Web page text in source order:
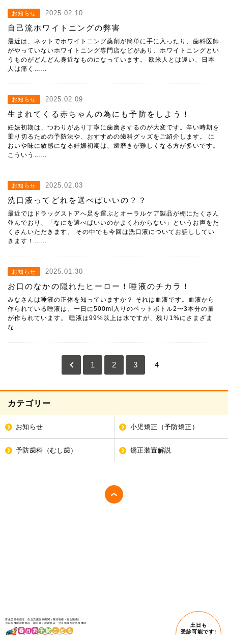
お知らせ 2025.02.10
自己流ホワイトニングの弊害
最近は、ネットでホワイトニング薬剤が簡単に手に入ったり、歯科医師
がやっていないホワイトニング専門店などがあり、ホワイトニングとい
うものがどんどん身近なものになっています。 欧米人とは違い、日本
人は痛く……
お知らせ 2025.02.09
生まれてくる赤ちゃんの為にも予防をしよう！
妊娠初期は、つわりがあり丁寧に歯磨きするのが大変です。辛い時期を
乗り切るための予防法や、おすすめの歯科グッズをご紹介します。 に
おいや味に敏感になる妊娠初期は、歯磨きが難しくなる方が多いです。
こういう……
お知らせ 2025.02.03
洗口液ってどれを選べばいいの？？
最近ではドラッグストアへ足を運ぶとオーラルケア製品が棚にたくさん
並んでおり、「なにを選べばいいのかよくわからない」というお声をた
くさんいただきます。 その中でも今回は洗口液についてお話ししてい
きます！……
お知らせ 2025.01.30
お口のなかの隠れたヒーロー！唾液のチカラ！
みなさんは唾液の正体を知っていますか？ それは血液です。血液から
作られている唾液は、一日に500ml入りのペットボトル2〜3本分の量
が作られています。 唾液は99%以上は水ですが、残り1%にさまざま
な……
1 2 3 4
カテゴリー
お知らせ 小児矯正（予防矯正）
予防歯科（むし歯） 矯正装置解説
厚生労働省指定 自立支援医療機関（育成医療・更生医療）
顎口腔機能診断施設・歯科矯正診断施設・労災保険指定医療機関
土日も
受診可能です!